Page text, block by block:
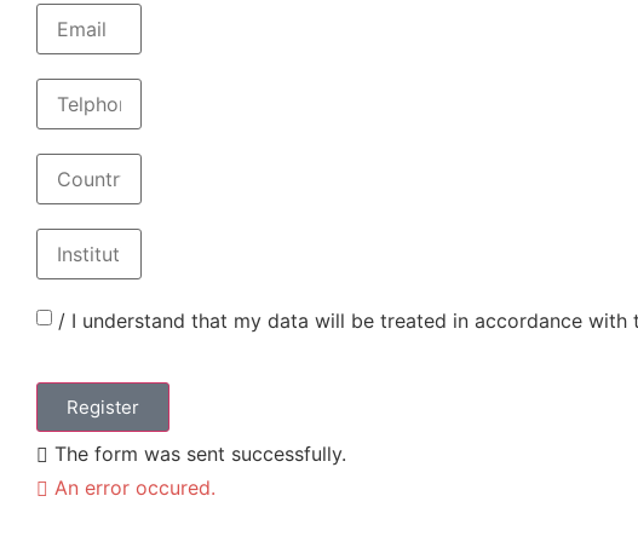
/ I understand that my data will be treated in accordance with
Register
The form was sent successfully.
An error occured.